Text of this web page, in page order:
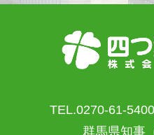
TEL.0270-61-
群馬県知事